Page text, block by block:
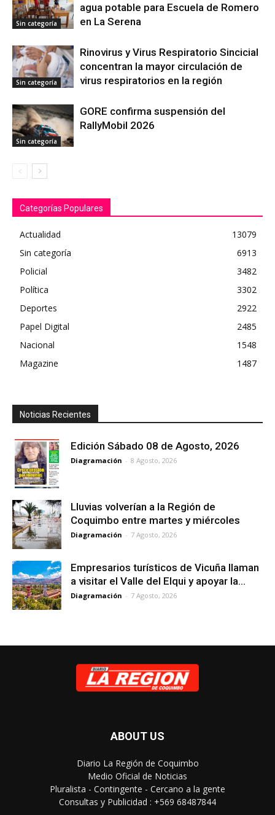
Sin categoría
agua potable para Escuela de Romero
en La Serena
Sin categoría
Rinovirus y Virus Respiratorio Sincicial
concentran la mayor circulación de
virus respiratorios en la región
Sin categoría
GORE confirma suspensión del
RallyMobil 2026
Categorías Populares
Actualidad
13079
Sin categoría
6913
Policial
3482
Política
3302
Deportes
2922
Papel Digital
2485
Nacional
1548
Magazine
1487
Noticias Recientes
Edición Sábado 08 de Agosto, 2026
Diagramación - 8 Agosto, 2026
Lluvias volverían a la Región de
Coquimbo entre martes y miércoles
Diagramación - 7 Agosto, 2026
Empresarios turísticos de Vicuña llaman
a visitar el Valle del Elqui y apoyar la...
Diagramación - 7 Agosto, 2026
ABOUT US
Diario La Región de Coquimbo
Medio Oficial de Noticias
Pluralista - Contingente - Cercano a la gente
Consultas y Publicidad : +569 68487844